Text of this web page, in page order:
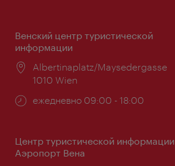
Венский центр туристической
информации
Расположение:
Albertinaplatz/Maysedergasse
1010 Wien
Часы
ежедневно 09:00 - 18:00
Центр туристической информации
Аэропорт Вена